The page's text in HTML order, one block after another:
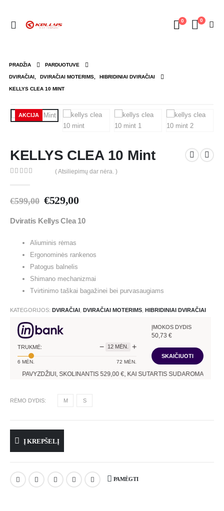
0 0
PRADŽIA PARDUOTUVE
DVIRAČIAI, DVIRAČIAI MOTERIMS, HIBRIDINIAI DVIRAČIAI
KELLYS CLEA 10 MINT
AKCIJA
KELLYS CLEA 10 Mint
( Atsiliepimų dar nėra. )
€599,00 €529,00
Dviratis Kellys Clea 10
Aliuminis rėmas
Ergonominės rankenos
Patogus balnelis
Shimano mechanizmai
Tvirtinimo taškai bagažinei bei purvasaugiams
KATEGORIJOS: DVIRAČIAI DVIRAČIAI MOTERIMS HIBRIDINIAI DVIRAČIAI
TRUKMĖ: − 12MĖN. +
6 MĖN. 72 MĖN.
ĮMOKOS DYDIS
50,73 €
SKAIČIUOTI
PAVYZDŽIUI, SKOLINANTIS529,00€, KAI SUTARTIS SUDAROMA12MĖN.
RĖMO DYDIS M S
Į KREPŠELĮ
PAMĖGTI